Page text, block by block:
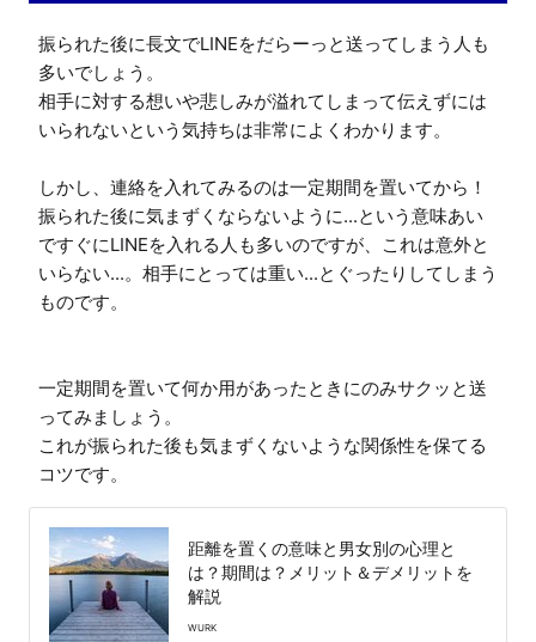
振られた後に長文でLINEをだらーっと送ってしまう人も
多いでしょう。
相手に対する想いや悲しみが溢れてしまって伝えずには
いられないという気持ちは非常によくわかります。
しかし、連絡を入れてみるのは一定期間を置いてから！
振られた後に気まずくならないように...という意味あい
ですぐにLINEを入れる人も多いのですが、これは意外と
いらない...。相手にとっては重い...とぐったりしてしまう
ものです。
一定期間を置いて何か用があったときにのみサクッと送
ってみましょう。
これが振られた後も気まずくないような関係性を保てる
コツです。
距離を置くの意味と男女別の心理と
は？期間は？メリット＆デメリットを
解説
WURK